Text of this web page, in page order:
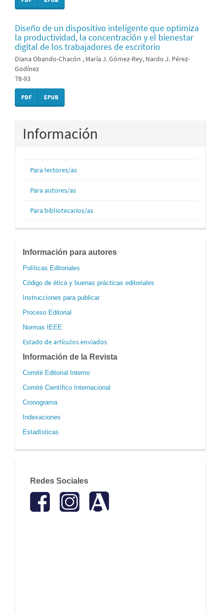
Diseño de un dispositivo inteligente que optimiza
la productividad, la concentración y el bienestar
digital de los trabajadores de escritorio
Diana Obando-Chacón , María J. Gómez-Rey, Nardo J. Pérez-
Godínez
78-93
PDF EPUB
Información
Para lectores/as
Para autores/as
Para bibliotecarios/as
informacion
Información para autores
Políticas Editoriales
Código de ética y buenas prácticas editoriales
Instrucciones para publicar
Proceso Editorial
Normas IEEE
Estado de artículos enviados
Información de la Revista
Comité Editorial Interno
Comité Científico Internacional
Cronograma
Indexaciones
Estadísticas
redes
Redes Sociales